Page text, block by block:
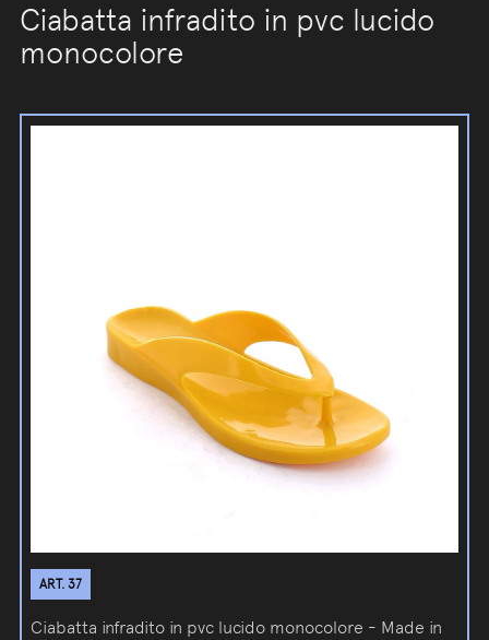
Ciabatta infradito in pvc lucido
monocolore
ART. 37
Ciabatta infradito in pvc lucido monocolore - Made in